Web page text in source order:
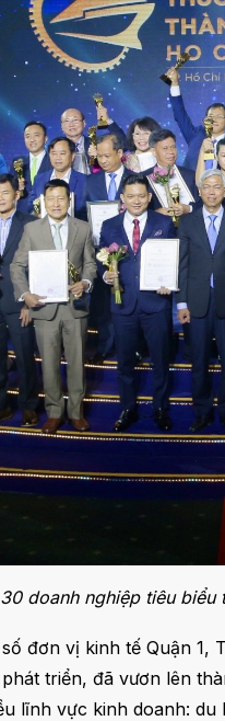
doanh nghiệp tiêu
đơn vị kinh tế Quận
triển, đã vươn lên
lĩnh vực kinh doanh: